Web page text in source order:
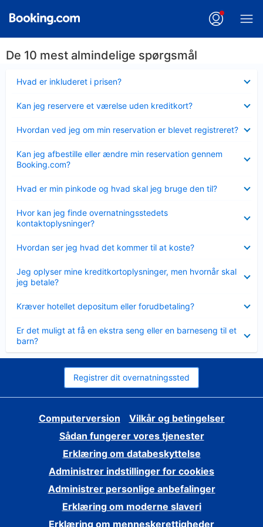
De 10 mest almindelige spørgsmål
Hvad er inkluderet i prisen?
Kan jeg reservere et værelse uden kreditkort?
Hvordan ved jeg om min reservation er blevet registreret?
Kan jeg afbestille eller ændre min reservation gennem
Booking.com?
Hvad er min pinkode og hvad skal jeg bruge den til?
Hvor kan jeg finde overnatningsstedets
kontaktoplysninger?
Hvordan ser jeg hvad det kommer til at koste?
Jeg oplyser mine kreditkortoplysninger, men hvornår skal
jeg betale?
Kræver hotellet depositum eller forudbetaling?
Er det muligt at få en ekstra seng eller en barneseng til et
barn?
Registrer dit overnatningssted
Computerversion
Vilkår og betingelser
Sådan fungerer vores tjenester
Erklæring om databeskyttelse
Administrer indstillinger for cookies
Administrer personlige anbefalinger
Erklæring om moderne slaveri
Erklæring om menneskerettigheder